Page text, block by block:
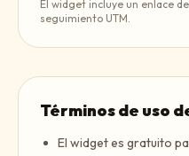
El widget incluye un enlace
seguimiento UTM.
Términos de uso
El widget es gratuito